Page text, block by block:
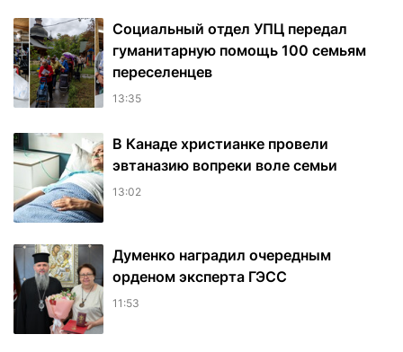
Социальный отдел УПЦ передал
гуманитарную помощь 100 семьям
переселенцев
13:35
В Канаде христианке провели
эвтаназию вопреки воле семьи
13:02
Думенко наградил очередным
орденом эксперта ГЭСС
11:53